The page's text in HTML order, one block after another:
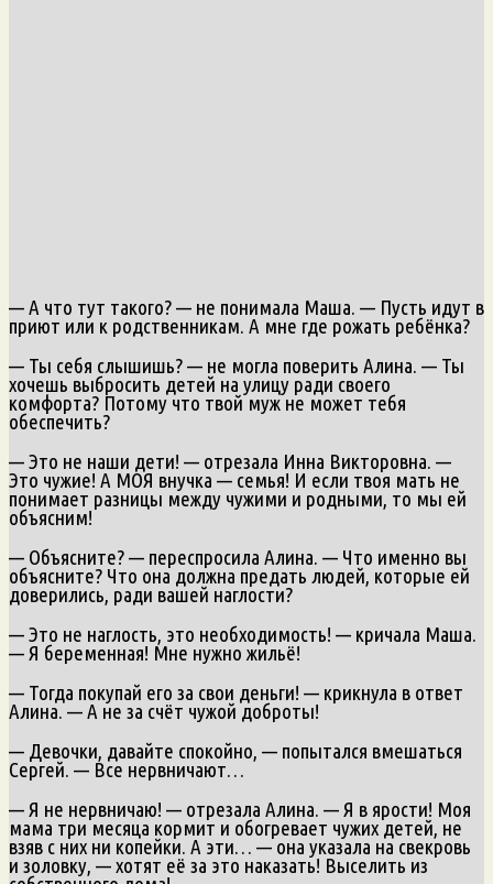
— А что тут такого? — не понимала Маша. — Пусть идут в
приют или к родственникам. А мне где рожать ребёнка?
— Ты себя слышишь? — не могла поверить Алина. — Ты
хочешь выбросить детей на улицу ради своего
комфорта? Потому что твой муж не может тебя
обеспечить?
— Это не наши дети! — отрезала Инна Викторовна. —
Это чужие! А МОЯ внучка — семья! И если твоя мать не
понимает разницы между чужими и родными, то мы ей
объясним!
— Объясните? — переспросила Алина. — Что именно вы
объясните? Что она должна предать людей, которые ей
доверились, ради вашей наглости?
— Это не наглость, это необходимость! — кричала Маша.
— Я беременная! Мне нужно жильё!
— Тогда покупай его за свои деньги! — крикнула в ответ
Алина. — А не за счёт чужой доброты!
— Девочки, давайте спокойно, — попытался вмешаться
Сергей. — Все нервничают…
— Я не нервничаю! — отрезала Алина. — Я в ярости! Моя
мама три месяца кормит и обогревает чужих детей, не
взяв с них ни копейки. А эти… — она указала на свекровь
и золовку, — хотят её за это наказать! Выселить из